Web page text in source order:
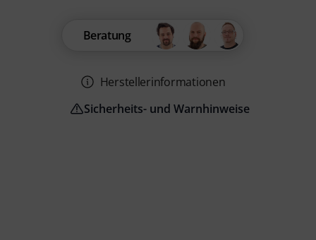
Beratung
Herstellerinformationen
Sicherheits- und Warnhinweise